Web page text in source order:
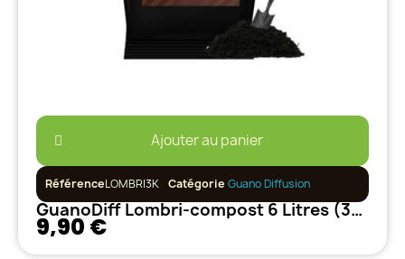
Ajouter au panier
RéférenceLOMBRI3K Catégorie Guano Diffusion
GuanoDiff Lombri-compost 6 Litres (3kg)
9,90 €